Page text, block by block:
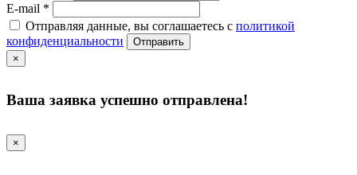
E-mail *
Отправляя данные, вы соглашаетесь с политикой
конфиденциальности
Отправить
×
Ваша заявка успешно отправлена!
×